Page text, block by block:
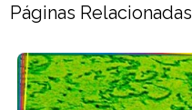
Páginas Relacionadas